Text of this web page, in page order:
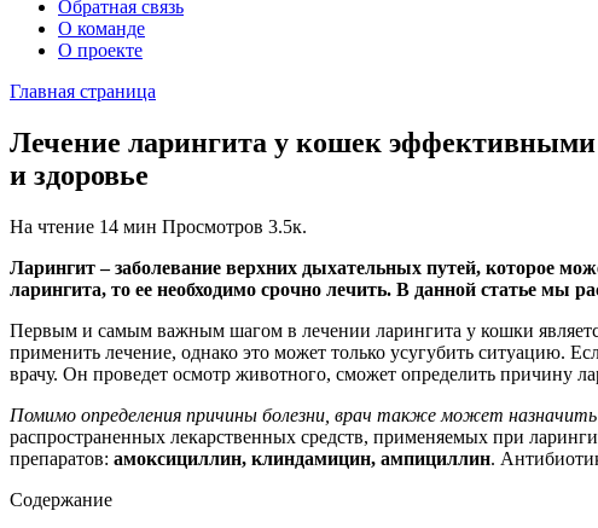
Обратная связь
О команде
О проекте
Главная страница
Лечение ларингита у кошек
и здоровье
На чтение 14 мин Просмотров 3.5к.
Ларингит – заболевание верхних дыхательных путей, которое
ларингита, то ее необходимо срочно лечить. В данной статье мы
Первым и самым важным шагом в лечении ларингита у кошки
применить лечение, однако это может только усугубить ситуацию.
врачу. Он проведет осмотр животного, сможет определить причину
Помимо определения причины болезни, врач также может
распространенных лекарственных средств, применяемых при
препаратов: амоксициллин, клиндамицин, ампициллин.
Содержание